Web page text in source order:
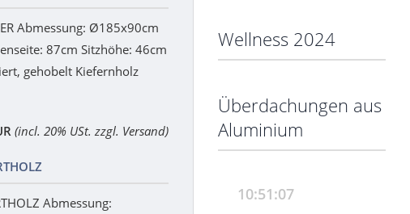
Abmessung: Ø185x90cm
87cm Sitzhöhe: 46cm
gehobelt Kiefernholz
(incl. 20% USt. zzgl. Versand)
Abmessung:
Wellness 2024
Überdachungen aus
Aluminium